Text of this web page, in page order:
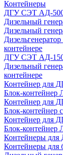
Контейнеры
ДГУ СЭТ АД-500-
Дизельный
Дизельный
контейнере
ДГУ СЭТ АД-
Дизельный
контейнере
Контейнер для
Блок-
Контейнер для
Блок-контейнер
Контейнер для
Блок-
Контейнеры
Контейнеры